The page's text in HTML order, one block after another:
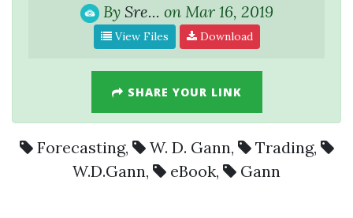
By Sre... on Mar 16, 2019
View Files Download
SHARE YOUR LINK
Forecasting, W. D. Gann, Trading,
W.D.Gann, eBook, Gann